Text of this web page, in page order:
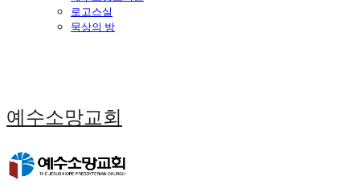
로고스실
묵상의 방
예수소망교회